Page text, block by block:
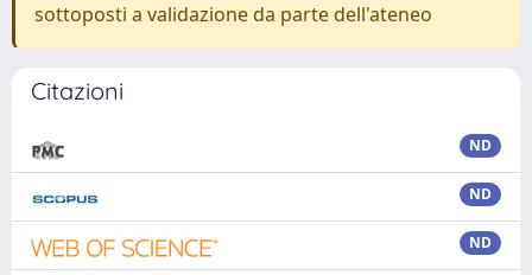
sottoposti a validazione da parte dell'ateneo
Citazioni
ND
ND
ND